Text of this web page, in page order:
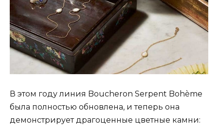
В этом году линия Boucheron Serpent Bohème
была полностью обновлена, и теперь она
демонстрирует драгоценные цветные камни: